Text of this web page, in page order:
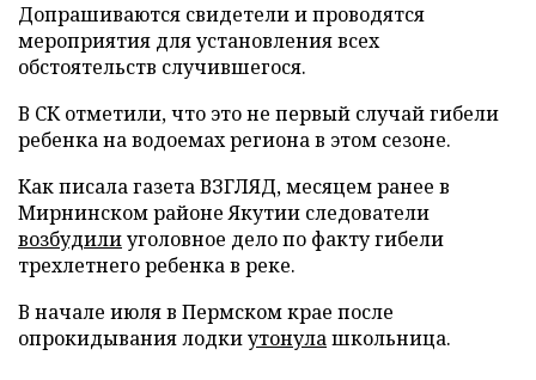
Допрашиваются свидетели и проводятся
мероприятия для установления всех
обстоятельств случившегося.
В СК отметили, что это не первый случай гибели
ребенка на водоемах региона в этом сезоне.
Как писала газета ВЗГЛЯД, месяцем ранее в
Мирнинском районе Якутии следователи
возбудилиуголовное дело по факту гибели
трехлетнего ребенка в реке.
В начале июля в Пермском крае после
опрокидывания лодкиутонулашкольница.